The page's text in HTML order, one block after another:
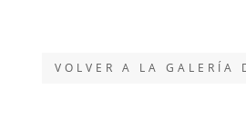
VOLVER A LA GALERÍA